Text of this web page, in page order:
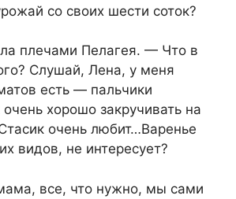
со своих шести соток?
плечами Пелагея. — Что в
Слушай, Лена, у меня
есть — пальчики
хорошо закручивать на
очень любит…Варенье
видов, не интересует?
все, что нужно, мы сами